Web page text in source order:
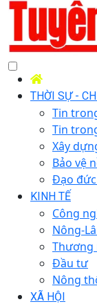
THỜI SỰ -
Tin
Tin
Xây
Bảo vệ
Đạo
KINH TẾ
Công
Nông-
Thương
Đầu tư
Nông
XÃ HỘI